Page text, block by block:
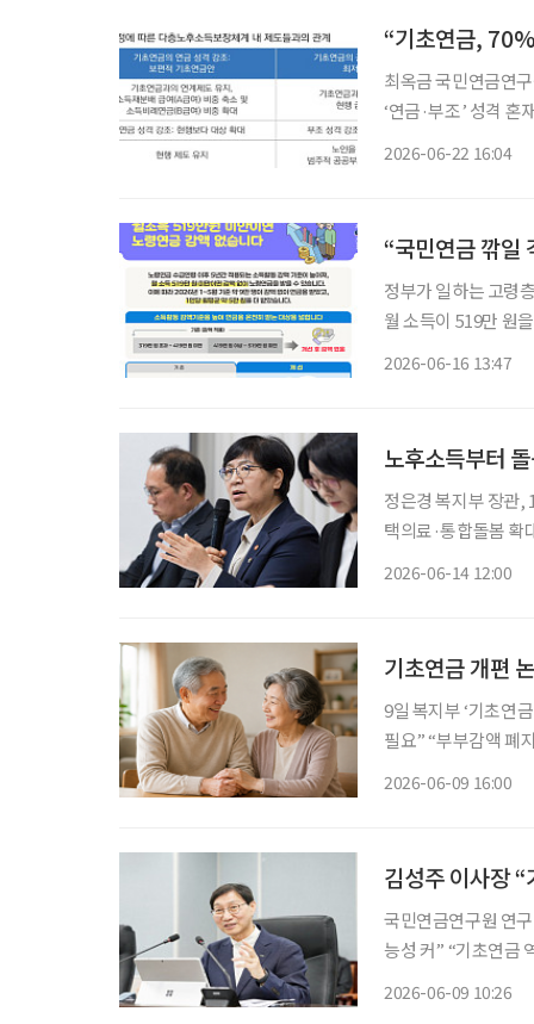
“기초연금,
최옥금 국민연금연
‘연금·부조’ 성격 혼재…
2026-06-22 16:04
“국민연금 깎일
정부가 일하는 고령
월 소득이 519만 원을
2026-06-16 13:47
노후소득부터
정은경 복지부 장관, 11일 정책간담회 가져
택의료·통합돌봄 확
2026-06-14 12:00
기초연금 개편
9일 복지부 ‘기초연
필요” “부부감액 폐지, 기
2026-06-09 16:00
김성주 이사장
국민연금연구원 연
능성 커” “기초연금 역할
2026-06-09 10:26